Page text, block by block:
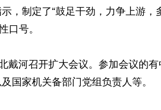
，制定了“鼓足干劲，力争上游，
口号。
戴河召开扩大会议。参加会议的
国家机关备部门党组负责人等。